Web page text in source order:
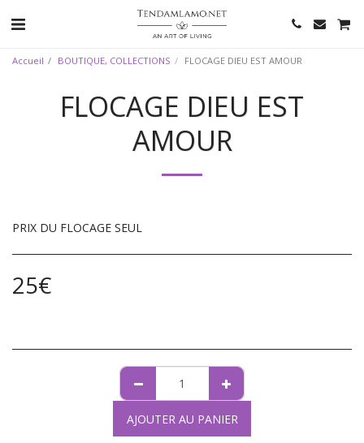
Accueil BOUTIQUE, COLLECTIONS FLOCAGE DIEU EST AMOUR
FLOCAGE DIEU EST
AMOUR
PRIX DU FLOCAGE SEUL
25€
AJOUTER AU PANIER